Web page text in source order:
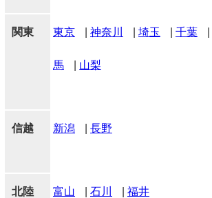
関東 東京 神奈川 埼玉 千葉
馬 山梨
信越 新潟 長野
北陸 富山 石川 福井